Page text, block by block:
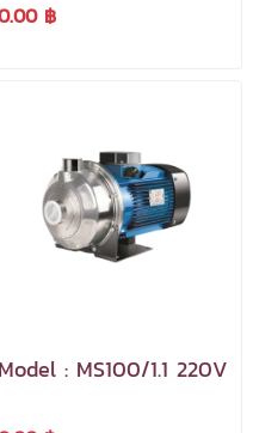
฿
Model : MS100/1.1 220V